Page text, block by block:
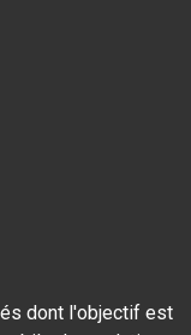
dont l'objectif est